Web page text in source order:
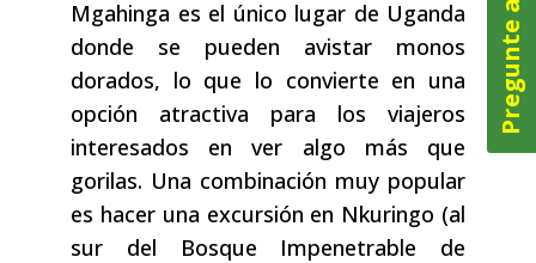
Mgahinga es el único lugar de Uganda
donde se pueden avistar monos
dorados, lo que lo convierte en una
opción atractiva para los viajeros
interesados en ver algo más que
gorilas. Una combinación muy popular
es hacer una excursión en Nkuringo (al
sur del Bosque Impenetrable de